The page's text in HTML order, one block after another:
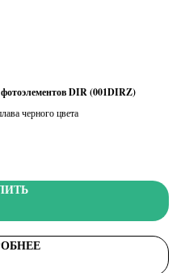
DIR (001DIRZ)
черного цвета